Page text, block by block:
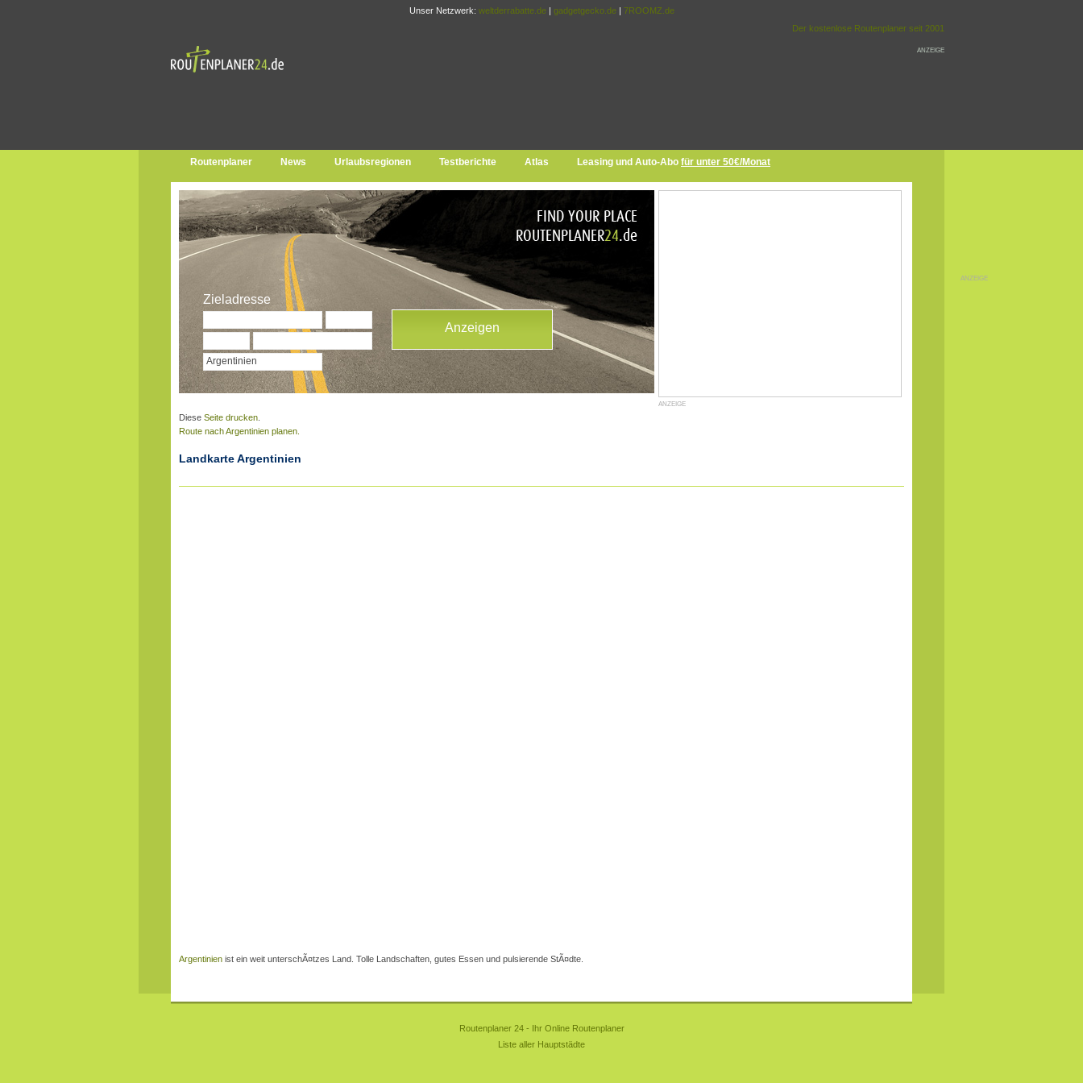
Unser Netzwerk: weltderrabatte.de| gadgetgecko.de| 7ROOMZ.de
Der kostenlose Routenplaner seit 2001
ANZEIGE
Routenplaner News Urlaubsregionen Testberichte Atlas Leasing und Auto-Abo für unter 50€/Monat
ANZEIGE
Zieladresse
Diese Seite drucken
Route nachArgentinien planen.
LandkarteArgentinien
Argentinien ist ein weit unterschÃ¤tzes Land. Tolle Landschaften, gutes Essen und pulsierende StÃ¤dte.
Routenplaner 24 - Ihr Online Routenplaner
Liste aller Hauptstädte